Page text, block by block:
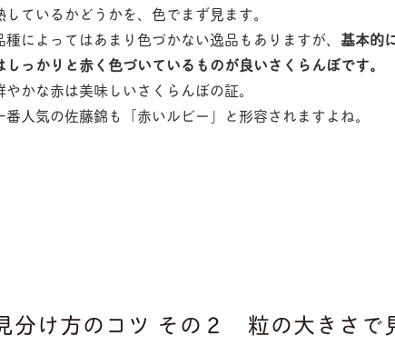
しているかどうかを、色でまず見ます。
種によってはあまり色づかない逸品もありますが、 基本的
しっかりと赤く色づいているものが良いさくらんぼです。
やかな赤は美味しいさくらんぼの証。
番人気の佐藤錦も「赤いルビー」と形容されますよね。
分け方のコツ その２ 粒の大きさで